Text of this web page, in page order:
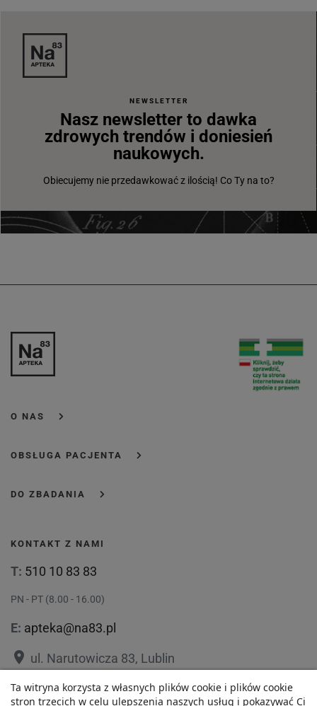
NEWSLETTER
Nasz newsletter to dawka
zdrowych trendów i doniesień
naukowych.
Obiecujemy nie przedawkować z ilością! Co Ty na to?
O NAS
OBSŁUGA PACJENTA
DO ZBADANIA
KONTAKT Z NAMI
T: 510 10 83 83
PN - PT (8.00 - 16.00)
E: apteka@na83.pl
place ul. Narutowicza 83, Lublin
placeul. 1 Maja 36, Lublin
Ta witryna korzysta z własnych plików cookie i plików cookie
stron trzecich w celu ulepszenia naszych usług i pokazywać Ci